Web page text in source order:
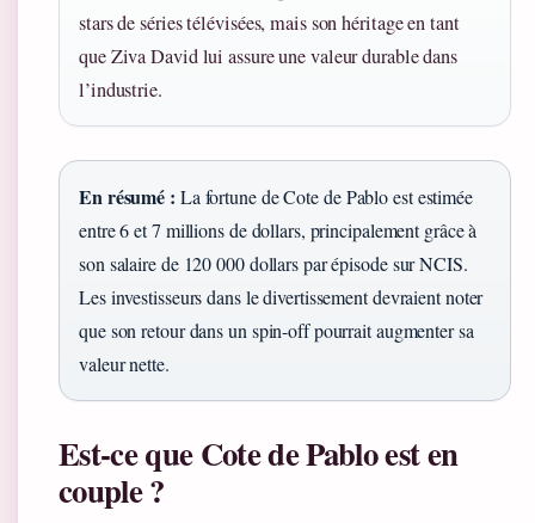
stars de séries télévisées, mais son héritage en tant
que Ziva David lui assure une valeur durable dans
l’industrie.
En résumé : La fortune de Cote de Pablo est estimée
entre 6 et 7 millions de dollars, principalement grâce à
son salaire de 120 000 dollars par épisode sur NCIS.
Les investisseurs dans le divertissement devraient noter
que son retour dans un spin-off pourrait augmenter sa
valeur nette.
Est-ce que Cote de Pablo est en
couple ?